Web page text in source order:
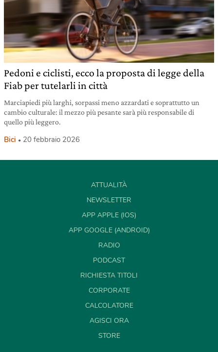
Pedoni e ciclisti, ecco la proposta di legge della
Fiab per tutelarli in città
Marciapiedi più larghi, sorpassi meno azzardati e soprattutto un
cambio culturale: il mezzo più pesante sarà più responsabile di
quello più leggero.
Bici 20 febbraio 2026
ATTUALITÀ
NEWSLETTER
APP APPLE (IOS)
APP GOOGLE (ANDROID)
RADIO
PODCAST
RICHIESTA TITOLI
CORPORATE
CALCOLATORE
AGISCI ORA
STORE